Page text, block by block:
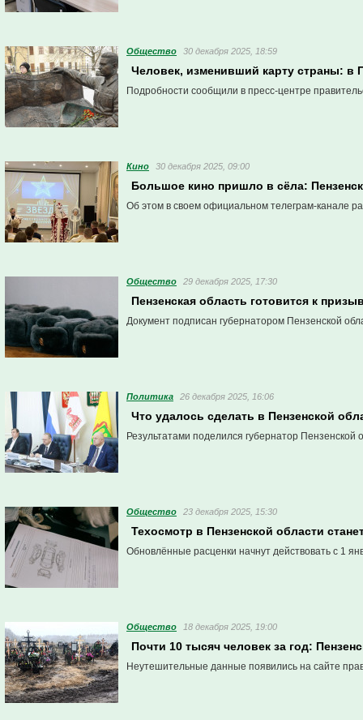
Общество 30 декабря 2025, 18:59
Человек, изменивший карту страны: в
Подробности сообщили в пресс-центре
Кино 30 декабря 2025, 09:00
Большое кино пришло в сёла:
Об этом в своем официальном телеграм-канале
Общество 29 декабря 2025, 17:30
Пензенская область готовится к
Документ подписан губернатором Пензенской
Политика 26 декабря 2025, 16:06
Что удалось сделать в Пензенской
Результатами поделился губернатор
Общество 23 декабря 2025, 15:30
Техосмотр в Пензенской области
Обновлённые расценки начнут действовать с 1
Общество 18 декабря 2025, 19:00
Почти 10 тысяч человек за год:
Неутешительные данные появились на сайте